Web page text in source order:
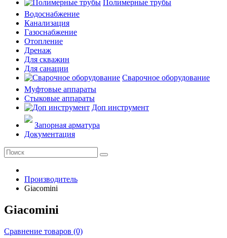
Полимерные трубы
Водоснабжение
Канализация
Газоснабжение
Отопление
Дренаж
Для скважин
Для санации
Сварочное оборудование
Муфтовые аппараты
Стыковые аппараты
Доп инструмент
Запорная арматура
Документация
Производитель
Giacomini
Giacomini
Сравнение товаров (0)